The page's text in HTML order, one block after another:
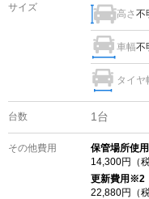
サイズ
高さ不
車幅不
タイヤ
台数 1 台
その他費用
保管場所使
14,300円（
更新費用 ※2
22,880円（